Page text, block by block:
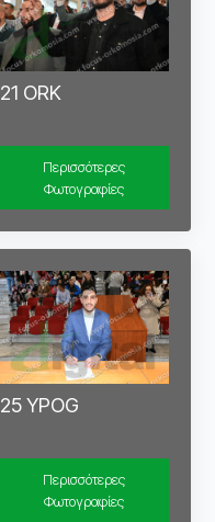
21 ORK
Περισσότερες
Φωτογραφίες
25 YPOG
Περισσότερες
Φωτογραφίες